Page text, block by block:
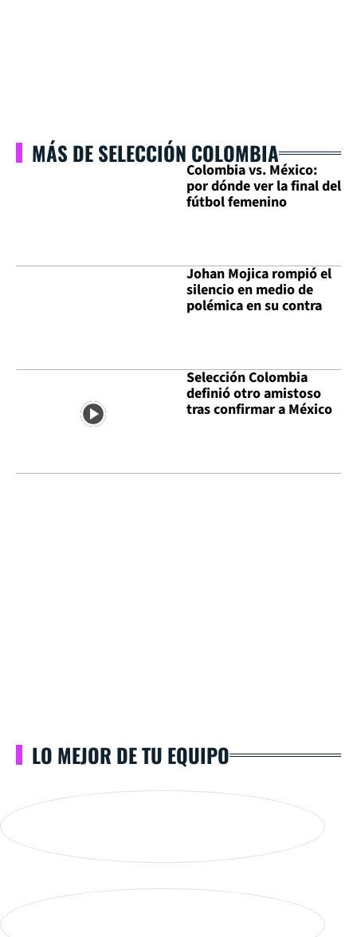
MÁS DE SELECCIÓN COLOMBIA
Colombia vs. México:
por dónde ver la final del
fútbol femenino
Johan Mojica rompió el
silencio en medio de
polémica en su contra
Selección Colombia
definió otro amistoso
tras confirmar a México
LO MEJOR DE TU EQUIPO